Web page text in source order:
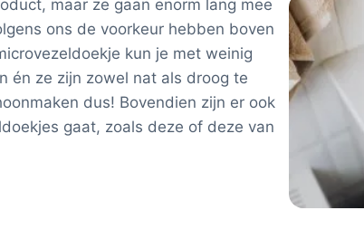
maar ze gaan enorm lang mee
ons de voorkeur hebben boven
kun je met weinig
én ze zijn zowel nat als droog te
dus! Bovendien zijn er ook
gaat, zoals deze of deze van